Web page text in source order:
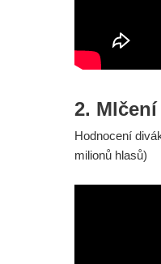
2. Mlčení
Hodnocení
milionů hlasů)